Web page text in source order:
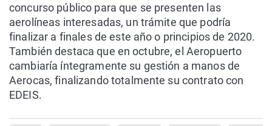
concurso público para que se presenten las
aerolíneas interesadas, un trámite que podría
finalizar a finales de este año o principios de 2020.
También destaca que en octubre, el Aeropuerto
cambiaría íntegramente su gestión a manos de
Aerocas, finalizando totalmente su contrato con
EDEIS.